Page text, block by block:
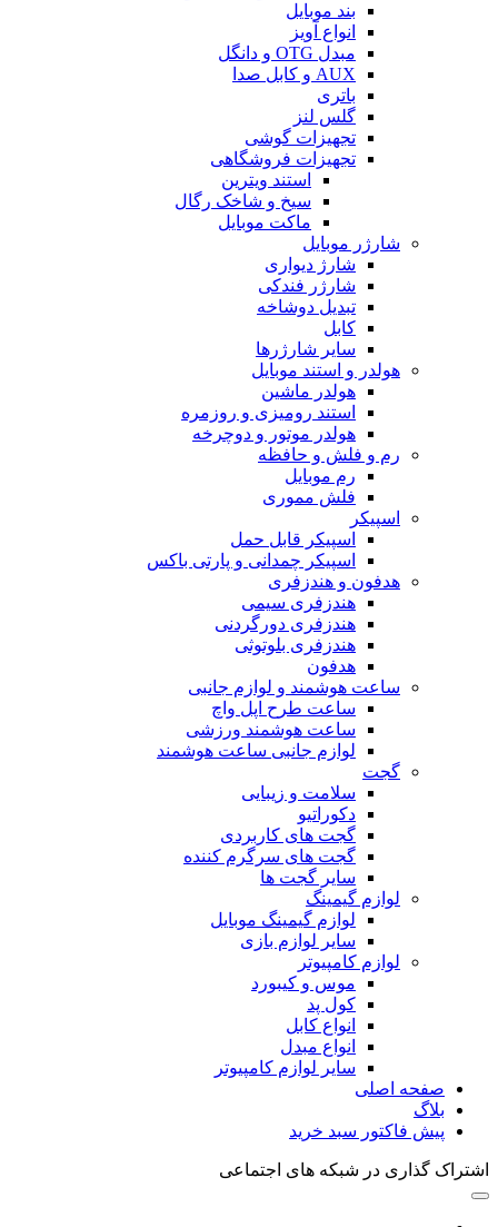
بند موبایل
انواع آویز
مبدل OTG و دانگل
AUX و کابل صدا
باتری
گلس لنز
تجهیزات گوشی
تجهیزات فروشگاهی
استند ویترین
سیخ و شاخک رگال
ماکت موبایل
شارژر موبایل
شارژ دیواری
شارژر فندکی
تبدیل دوشاخه
کابل
سایر شارژرها
هولدر و استند موبایل
هولدر ماشین
استند رومیزی و روزمره
هولدر موتور و دوچرخه
رم و فلش و حافظه
رم موبایل
فلش مموری
اسپیکر
اسپیکر قابل حمل
اسپیکر چمدانی و پارتی باکس
هدفون و هندزفری
هندزفری سیمی
هندزفری دورگردنی
هندزفری بلوتوثی
هدفون
ساعت هوشمند و لوازم جانبی
ساعت طرح اپل واچ
ساعت هوشمند ورزشی
لوازم جانبی ساعت هوشمند
گجت
سلامت و زیبایی
دکوراتیو
گجت های کاربردی
گجت های سرگرم کننده
سایر گجت ها
لوازم گیمینگ
لوازم گیمینگ موبایل
سایر لوازم بازی
لوازم کامپیوتر
موس و کیبورد
کول پد
انواع کابل
انواع مبدل
سایر لوازم کامپیوتر
صفحه اصلی
بلاگ
پیش فاکتور سبد خرید
اشتراک گذاری در شبکه های اجتماعی